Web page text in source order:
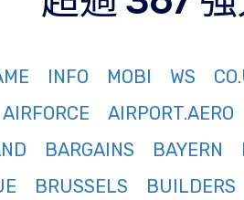
INFO MOBI WS
AIRFORCE AIRPORT.AERO
BARGAINS BAYERN
BRUSSELS BUILDERS